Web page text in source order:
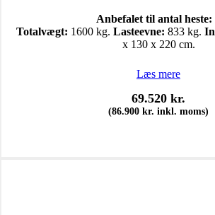
Anbefalet til antal heste:
Totalvægt: 1600 kg. Lasteevne: 833 kg.
x 130 x 220 cm.
Læs mere
69.520 kr.
(86.900 kr. inkl. moms)